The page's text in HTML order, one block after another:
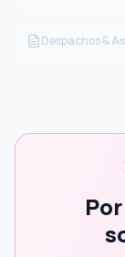
Despachos &